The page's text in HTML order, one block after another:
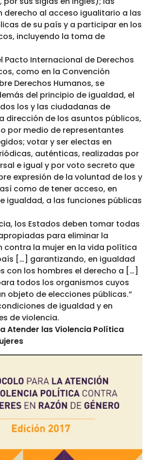
derecho al acceso igualitario a las
de su país y a participar en los
incluyendo la toma de
Pacto Internacional de Derechos
como en la Convención
Derechos Humanos, se
del principio de igualdad, el
los y las ciudadanas de
dirección de los asuntos públicos,
por medio de representantes
votar y ser electas en
auténticas, realizadas por
e igual y por voto secreto que
expresión de la voluntad de los y
como de tener acceso, en
igualdad, a las funciones públicas
los Estados deben tomar todas
para eliminar la
contra la mujer en la vida política
[…] garantizando, en igualdad
con los hombres el derecho a […]
todos los organismos cuyos
objeto de elecciones públicas.”
de igualdad y en
de violencia.
Atender las Violencia Política